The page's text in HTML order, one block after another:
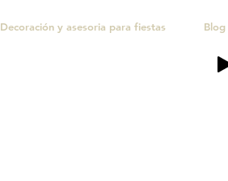
Decoración y asesoria para fiestas Blog